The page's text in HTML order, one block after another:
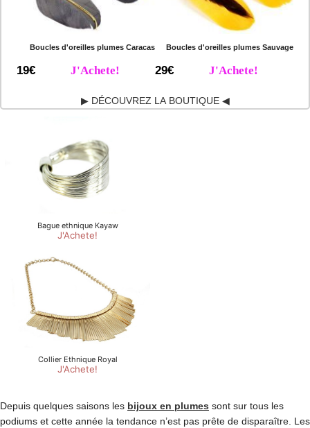
Boucles d'oreilles plumes Caracas
19€ J'Achete!
Boucles d'oreilles plumes Sauvage
29€ J'Achete!
▶ DÉCOUVREZ LA BOUTIQUE ◀
Depuis quelques saisons les bijoux en plumes sont sur tous les
podiums et cette année la tendance n’est pas prête de disparaître. Les